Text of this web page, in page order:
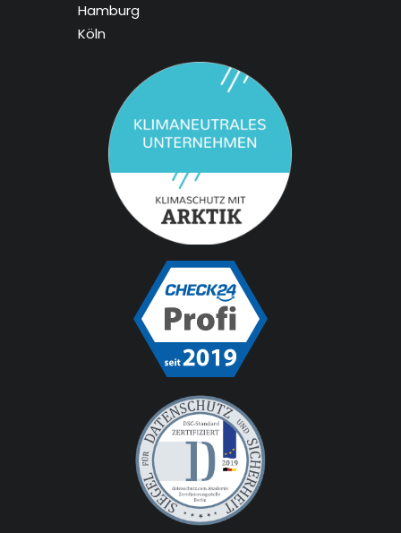
Hamburg
Köln